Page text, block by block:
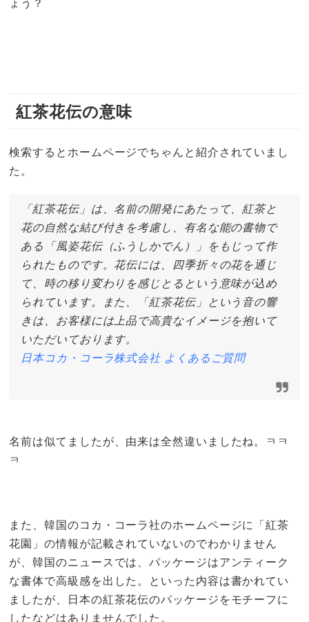
ょう？
紅茶花伝の意味
検索するとホームページでちゃんと紹介されていまし
た。
「紅茶花伝」は、名前の開発にあたって、紅茶と
花の自然な結び付きを考慮し、有名な能の書物で
ある「風姿花伝（ふうしかでん）」をもじって作
られたものです。花伝には、四季折々の花を通じ
て、時の移り変わりを感じとるという意味が込め
られています。また、「紅茶花伝」という音の響
きは、お客様には上品で高貴なイメージを抱いて
いただいております。
日本コカ・コーラ株式会社 よくあるご質問
名前は似てましたが、由来は全然違いましたね。ㅋㅋ
ㅋ
また、韓国のコカ・コーラ社のホームページに「紅茶
花園」の情報が記載されていないのでわかりません
が、韓国のニュースでは、パッケージはアンティーク
な書体で高級感を出した。といった内容は書かれてい
ましたが、日本の紅茶花伝のパッケージをモチーフに
したなどはありませんでした。